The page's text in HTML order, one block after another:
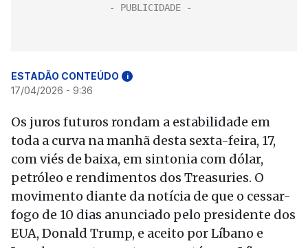
ESTADÃO CONTEÚDO i
17/04/2026 - 9:36
Os juros futuros rondam a estabilidade em
toda a curva na manhã desta sexta-feira, 17,
com viés de baixa, em sintonia com dólar,
petróleo e rendimentos dos Treasuries. O
movimento diante da notícia de que o cessar-
fogo de 10 dias anunciado pelo presidente dos
EUA, Donald Trump, e aceito por Líbano e